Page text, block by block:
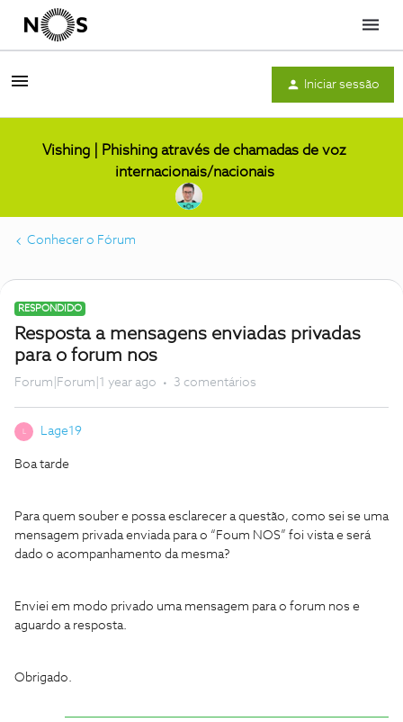
Menu
Iniciar sessão
Vishing | Phishing através de chamadas de voz
internacionais/nacionais
Conhecer o Fórum
RESPONDIDO
Resposta a mensagens enviadas privadas
para o forum nos
Forum|Forum|1 year ago 3 comentários
Lage19
Boa tarde
Para quem souber e possa esclarecer a questão, como sei se uma
mensagem privada enviada para o “Foum NOS” foi vista e será
dado o acompanhamento da mesma?
Enviei em modo privado uma mensagem para o forum nos e
aguardo a resposta.
Obrigado.